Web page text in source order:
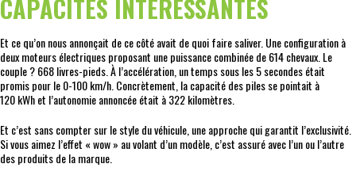
CAPACITÉS INTÉRESSANTES
Et ce qu’on nous annonçait de ce côté avait de quoi faire saliver. Une configuration à
deux moteurs électriques proposant une puissance combinée de 614 chevaux. Le
couple ? 668 livres-pieds. À l’accélération, un temps sous les 5 secondes était
promis pour le 0-100 km/h. Concrètement, la capacité des piles se pointait à
120 kWh et l’autonomie annoncée était à 322 kilomètres.
Et c’est sans compter sur le style du véhicule, une approche qui garantit l’exclusivité.
Si vous aimez l’effet « wow » au volant d’un modèle, c’est assuré avec l’un ou l’autre
des produits de la marque.